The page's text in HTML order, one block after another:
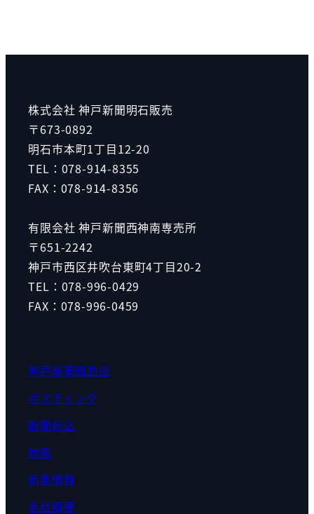
株式会社 神戸新聞明石販売
〒673-0892
明石市本町1丁目12-20
TEL：078-914-8355
FAX：078-914-8356
有限会社 神戸新聞西神南専売所
〒651-2242
神戸市西区井吹台東町4丁目20-2
TEL：078-996-0429
FAX：078-996-0459
神戸新聞販売店
ポスティング
新聞折込
物販
新着情報
会社概要